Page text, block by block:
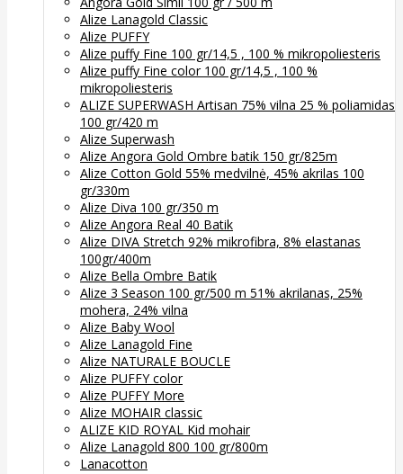
Alize Lanagold Classic
Alize PUFFY
Alize puffy Fine 100 gr/14,5 , 100 % mikropoliesteris
Alize puffy Fine color 100 gr/14,5 , 100 %
mikropoliesteris
ALIZE SUPERWASH Artisan 75% vilna 25 % poliamidas
100 gr/420 m
Alize Superwash
Alize Angora Gold Ombre batik 150 gr/825m
Alize Cotton Gold 55% medvilnė, 45% akrilas 100
gr/330m
Alize Diva 100 gr/350 m
Alize Angora Real 40 Batik
Alize DIVA Stretch 92% mikrofibra, 8% elastanas
100gr/400m
Alize Bella Ombre Batik
Alize 3 Season 100 gr/500 m 51% akrilanas, 25%
mohera, 24% vilna
Alize Baby Wool
Alize Lanagold Fine
Alize NATURALE BOUCLE
Alize PUFFY color
Alize PUFFY More
Alize MOHAIR classic
ALIZE KID ROYAL Kid mohair
Alize Lanagold 800 100 gr/800m
Lanacotton